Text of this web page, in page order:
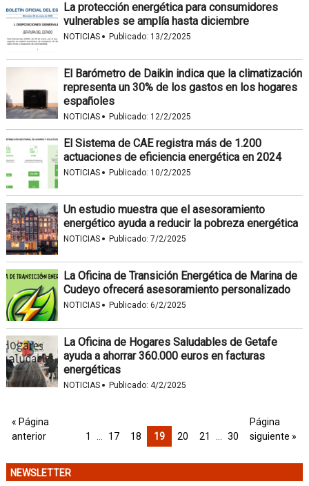
La protección energética para consumidores
vulnerables se amplía hasta diciembre
NOTICIAS · Publicado: 13/2/2025
El Barómetro de Daikin indica que la climatización
representa un 30% de los gastos en los hogares
españoles
NOTICIAS · Publicado: 12/2/2025
El Sistema de CAE registra más de 1.200
actuaciones de eficiencia energética en 2024
NOTICIAS · Publicado: 10/2/2025
Un estudio muestra que el asesoramiento
energético ayuda a reducir la pobreza energética
NOTICIAS · Publicado: 7/2/2025
La Oficina de Transición Energética de Marina de
Cudeyo ofrecerá asesoramiento personalizado
NOTICIAS · Publicado: 6/2/2025
La Oficina de Hogares Saludables de Getafe
ayuda a ahorrar 360.000 euros en facturas
energéticas
NOTICIAS · Publicado: 4/2/2025
« Página
anterior
1 17 18 19 20 21 30
Página
siguiente »
NEWSLETTER